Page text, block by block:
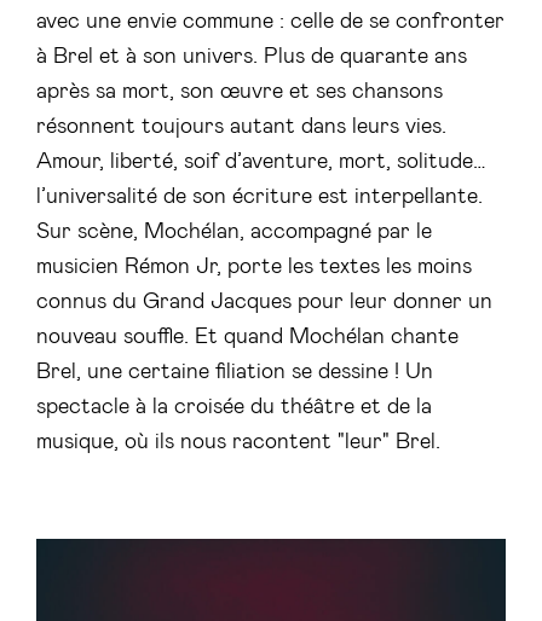
avec une envie commune : celle de se confronter
à Brel et à son univers. Plus de quarante ans
après sa mort, son œuvre et ses chansons
résonnent toujours autant dans leurs vies.
Amour, liberté, soif d’aventure, mort, solitude…
l’universalité de son écriture est interpellante.
Sur scène, Mochélan, accompagné par le
musicien Rémon Jr, porte les textes les moins
connus du Grand Jacques pour leur donner un
nouveau souffle. Et quand Mochélan chante
Brel, une certaine filiation se dessine ! Un
spectacle à la croisée du théâtre et de la
musique, où ils nous racontent "leur" Brel.